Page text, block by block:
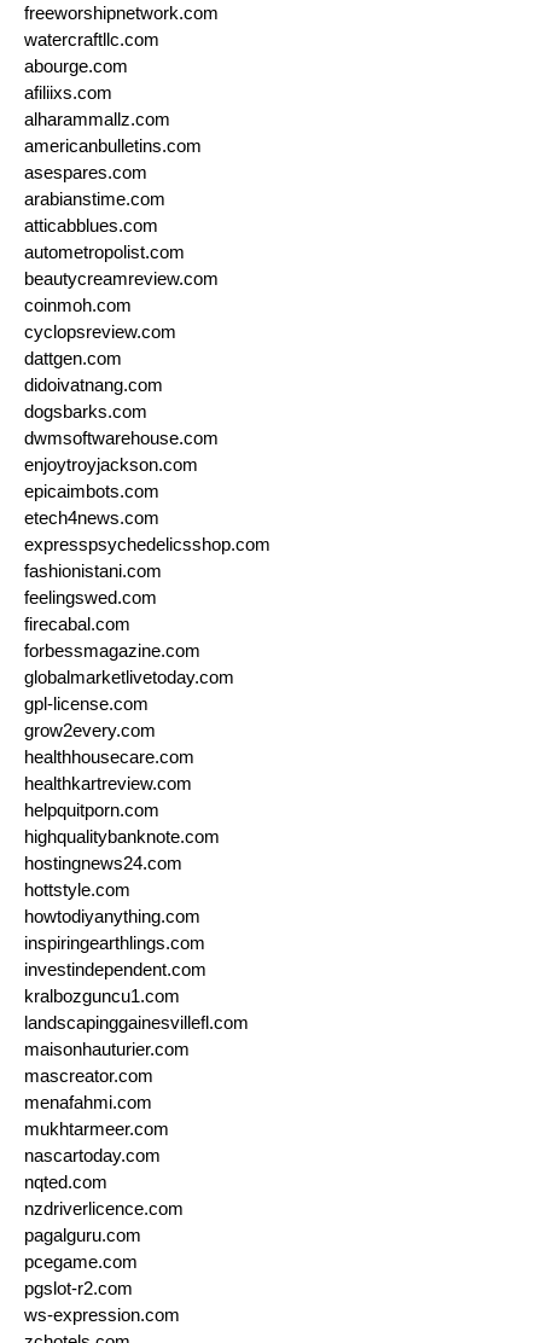
freeworshipnetwork.com
watercraftllc.com
abourge.com
afiliixs.com
alharammallz.com
americanbulletins.com
asespares.com
arabianstime.com
atticabblues.com
autometropolist.com
beautycreamreview.com
coinmoh.com
cyclopsreview.com
dattgen.com
didoivatnang.com
dogsbarks.com
dwmsoftwarehouse.com
enjoytroyjackson.com
epicaimbots.com
etech4news.com
expresspsychedelicsshop.com
fashionistani.com
feelingswed.com
firecabal.com
forbessmagazine.com
globalmarketlivetoday.com
gpl-license.com
grow2every.com
healthhousecare.com
healthkartreview.com
helpquitporn.com
highqualitybanknote.com
hostingnews24.com
hottstyle.com
howtodiyanything.com
inspiringearthlings.com
investindependent.com
kralbozguncu1.com
landscapinggainesvillefl.com
maisonhauturier.com
mascreator.com
menafahmi.com
mukhtarmeer.com
nascartoday.com
nqted.com
nzdriverlicence.com
pagalguru.com
pcegame.com
pgslot-r2.com
ws-expression.com